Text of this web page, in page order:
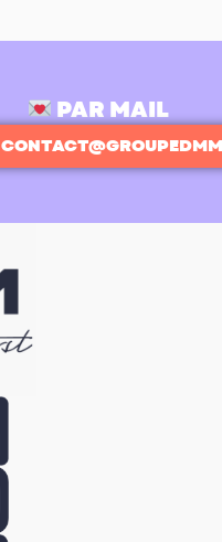
PAR MAIL